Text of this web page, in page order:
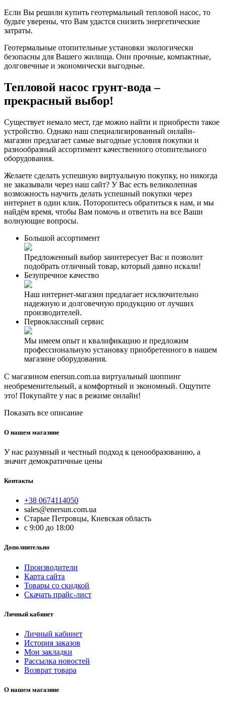
Если Вы решили купить геотермальный тепловой насос, то
будьте уверены, что Вам удастся снизить энергетические
затраты.
Геотермальные отопительные установки экологически
безопасны для Вашего жилища. Они прочные, компактные,
долговечные и экономически выгодные.
Тепловой насос грунт-вода –
прекрасный выбор!
Существует немало мест, где можно найти и приобрести такое
устройство. Однако наш специализированный онлайн-
магазин предлагает самые выгодные условия покупки и
разнообразный ассортимент качественного отопительного
оборудования.
Желаете сделать успешную виртуальную покупку, но никогда
не заказывали через наш сайт? У Вас есть великолепная
возможность научить делать успешный покупки через
интернет в один клик. Поторопитесь обратиться к нам, и мы
найдём время, чтобы Вам помочь и ответить на все Ваши
волнующие вопросы.
Большой ассортимент
Предложенный выбор заинтересует Вас и позволит
подобрать отличный товар, который давно искали!
Безупречное качество
Наш интернет-магазин предлагает исключительно
надежную и долговечную продукцию от лучших
производителей.
Первоклассный сервис
Мы имеем опыт и квалификацию и предложим
профессиональную установку приобретенного в нашем
магазине оборудования.
С магазином enersun.com.ua виртуальный шоппинг
необременительный, а комфортный и экономный. Ощутите
это! Покупайте у нас в режиме онлайн!
Показать все описание
О нашем магазине
У нас разумный и честный подход к ценообразованию, а
значит демократичные цены
Контакты
+38 0674114050
sales@enersun.com.ua
Старые Петровцы, Киевская область
c 9:00 до 18:00
Дополнительно
Производители
Карта сайта
Товары со скидкой
Скачать прайс-лист
Личный кабинет
Личный кабинет
История заказов
Мои закладки
Рассылка новостей
Возврат товара
О нашем магазине